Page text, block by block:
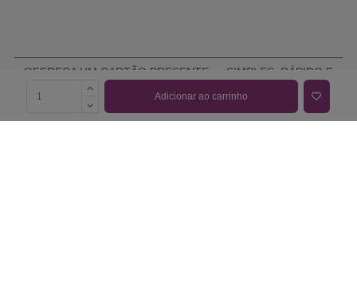
Adicionar ao carrinho
OFEREÇA UM CARTÃO PRESENTE — SIMPLES, RÁPIDO E
ELEGANTE